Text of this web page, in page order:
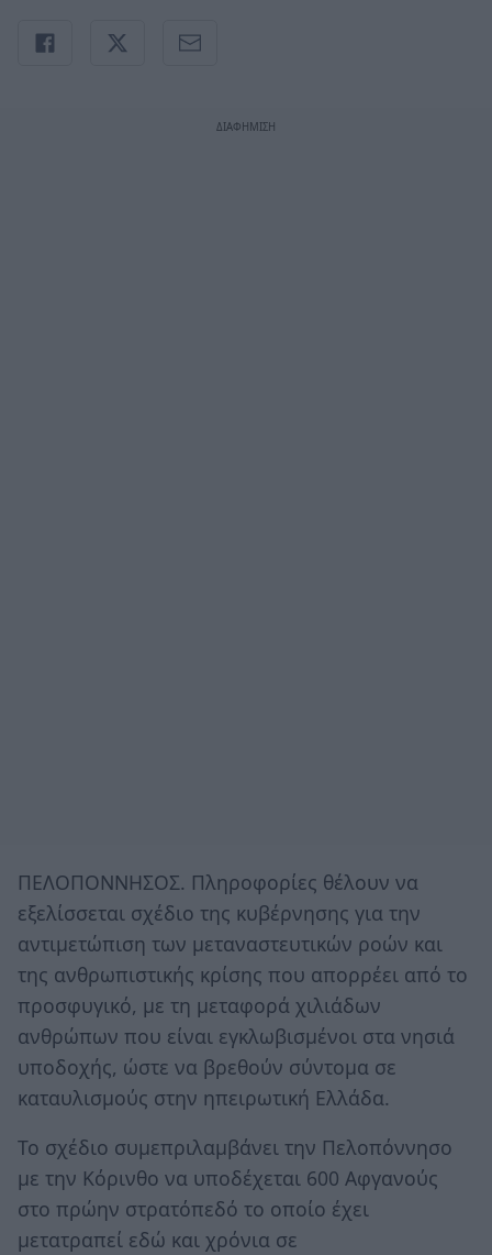
ΠΕΛΟΠΟΝΝΗΣΟΣ. Πληροφορίες θέλουν να
εξελίσσεται σχέδιο της κυβέρνησης για την
αντιμετώπιση των μεταναστευτικών ροών και
της ανθρωπιστικής κρίσης που απορρέει από το
προσφυγικό, με τη μεταφορά χιλιάδων
ανθρώπων που είναι εγκλωβισμένοι στα νησιά
υποδοχής, ώστε να βρεθούν σύντομα σε
καταυλισμούς στην ηπειρωτική Ελλάδα.
Το σχέδιο συμεπριλαμβάνει την Πελοπόννησο
με την Κόρινθο να υποδέχεται 600 Αφγανούς
στο πρώην στρατόπεδό το οποίο έχει
μετατραπεί εδώ και χρόνια σε